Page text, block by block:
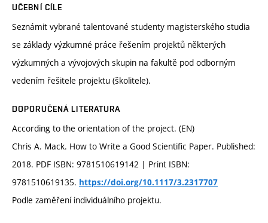
UČEBNÍ CÍLE
Seznámit vybrané talentované studenty magisterského studia
se základy výzkumné práce řešením projektů některých
výzkumných a vývojových skupin na fakultě pod odborným
vedením řešitele projektu (školitele).
DOPORUČENÁ LITERATURA
According to the orientation of the project. (EN)
Chris A. Mack. How to Write a Good Scientific Paper. Published:
2018. PDF ISBN: 9781510619142 | Print ISBN:
9781510619135. https://doi.org/10.1117/3.2317707
Podle zaměření individuálního projektu.